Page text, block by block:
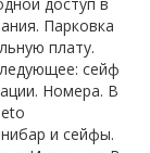
Парковка
плату.
сейф
Номера. В
и сейфы.